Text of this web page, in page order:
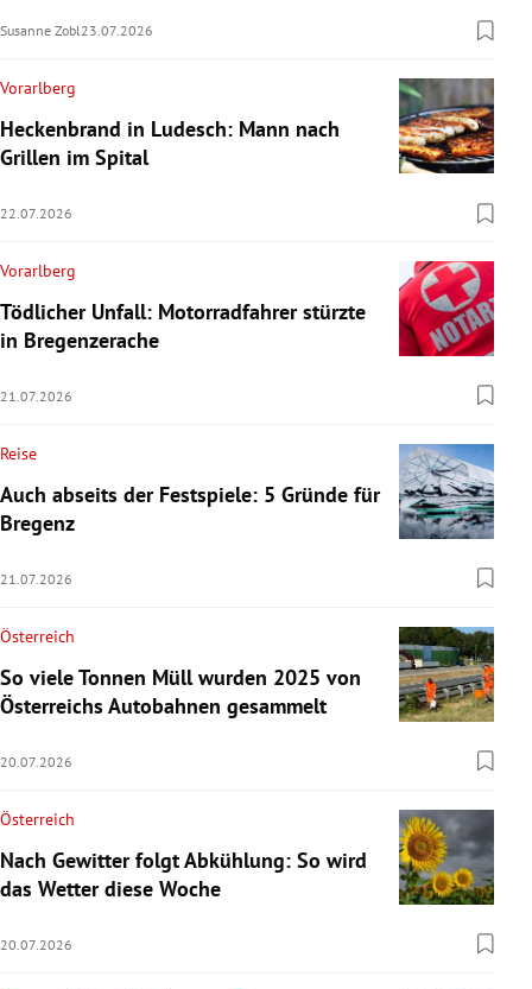
Susanne Zobl23.07.2026
Vorarlberg
Heckenbrand in Ludesch: Mann nach
Grillen im Spital
22.07.2026
Vorarlberg
Tödlicher Unfall: Motorradfahrer stürzte
in Bregenzerache
21.07.2026
Reise
Auch abseits der Festspiele: 5 Gründe für
Bregenz
21.07.2026
Österreich
So viele Tonnen Müll wurden 2025 von
Österreichs Autobahnen gesammelt
20.07.2026
Österreich
Nach Gewitter folgt Abkühlung: So wird
das Wetter diese Woche
20.07.2026